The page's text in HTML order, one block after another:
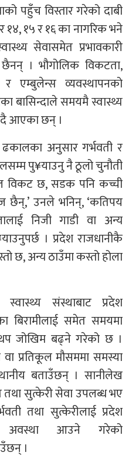
पहुँच विस्तार गरेको दाबी
१४, १५ र १६ का नागरिक भने
सेवासमेत प्रभावकारी
। भौगोलिक विकटता,
एम्बुलेन्स व्यवस्थापनको
बासिन्दाले समयमै स्वास्थ्य
आएका छन् ।
ढकालका अनुसार गर्भवती र
पु¥याउनु नै ठूलो चुनौती
विकट छ, सडक पनि कच्ची
उनले भनिन्, ‘कतिपय
निजी गाडी वा अन्य
। प्रदेश राजधानीकै
छ, अन्य ठाउँमा कस्तो होला
स्वास्थ्य संस्थाबाट प्रदेश
बिरामीलाई समेत समयमा
जोखिम बढ्ने गरेको छ ।
प्रतिकूल मौसममा समस्या
बताउँछन् । सानीलेख
सुत्केरी सेवा उपलब्ध भए
तथा सुत्केरीलाई प्रदेश
अवस्था आउने गरेको
।